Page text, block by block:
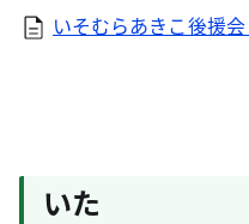
いそむらあきこ後援会
いた